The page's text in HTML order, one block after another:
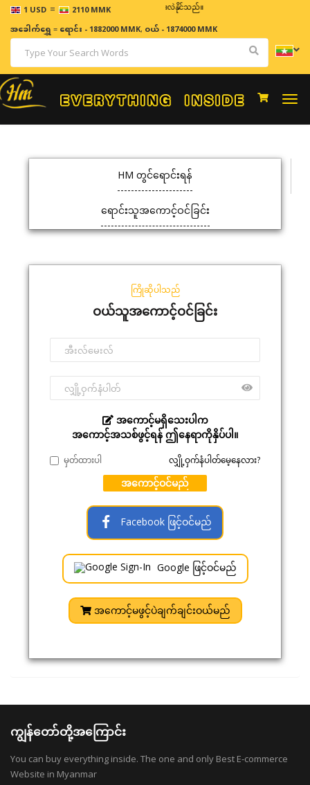
1 USD = 2110 MMK
ဈေးနှုန်းများသည် အချိန်နှင့် အမျှပြောင်းလဲနိုင်သည်။
အခေါက်ရွှေ=ရောင်း - 1882000 MMK, ဝယ် - 1874000 MMK
HM တွင်ရောင်းရန်
ရောင်းသူအကောင့်ဝင်ခြင်း
ကြိုဆိုပါသည်
ဝယ်သူအကောင့်ဝင်ခြင်း
အကောင့်မရှိသေးပါက
အကောင့်အသစ်ဖွင့်ရန် ဤနေရာကိုနှိပ်ပါ။
မှတ်ထားပါ လျှို့ဝှက်နံပါတ်မေ့နေလား?
အကောင့်ဝင်မည်
Facebook ဖြင့်ဝင်မည်
Google ဖြင့်ဝင်မည်
အကောင့်မဖွင့်ပဲချက်ချင်းဝယ်မည်
ကျွန်တော်တို့အကြောင်း
You can buy everything inside. The one and only Best E-commerce
Website in Myanmar